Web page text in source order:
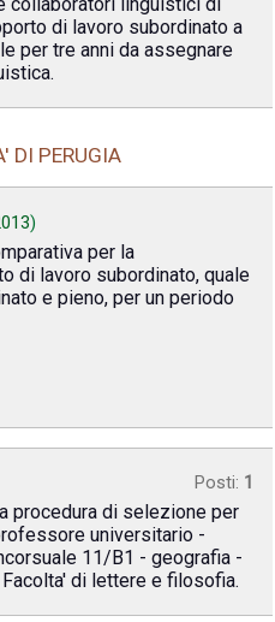
di lavoro subordinato a
per tre anni da assegnare
DI PERUGIA
)
per la
di lavoro subordinato, quale
e pieno, per un periodo
Posti: 1
procedura di selezione per
universitario -
11/B1 - geografia -
di lettere e filosofia.